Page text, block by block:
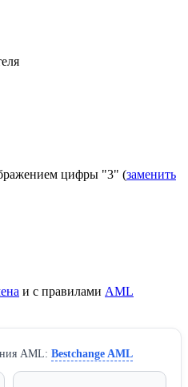
цифры "3" (заменить
и с правилами AML
AML: Bestchange AML